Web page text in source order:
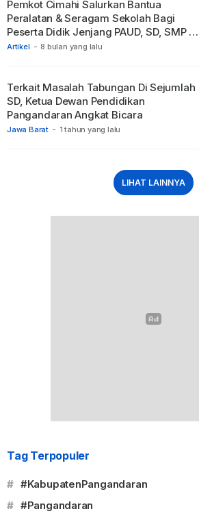
Artikel - 8 bulan yang lalu
Pemkot Cimahi Salurkan Bantua
Peralatan & Seragam Sekolah Bagi
Peserta Didik Jenjang PAUD, SD, SMP TA
2025
Jawa Barat - 1 tahun yang lalu
Terkait Masalah Tabungan Di Sejumlah
SD, Ketua Dewan Pendidikan
Pangandaran Angkat Bicara
LIHAT LAINNYA
Tag Terpopuler
# #KabupatenPangandaran
# #Pangandaran